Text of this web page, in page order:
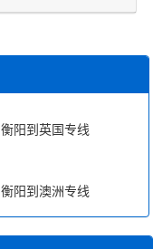
衡阳到英国专线
衡阳到澳洲专线